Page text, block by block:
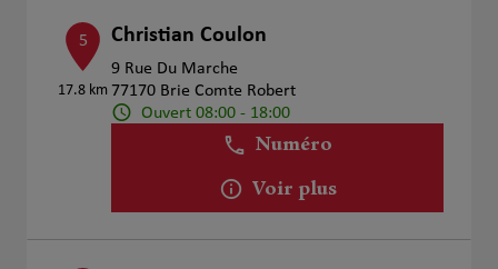
5
17.8 km
Christian Coulon
9 Rue Du Marche
77170 Brie Comte Robert
Ouvert 08:00 - 18:00
Numéro
Voir plus